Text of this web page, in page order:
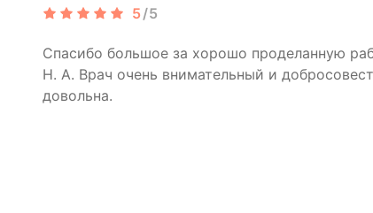
5/5
Спасибо большое за хорошо проделанную
Н. А. Врач очень внимательный и
довольна.